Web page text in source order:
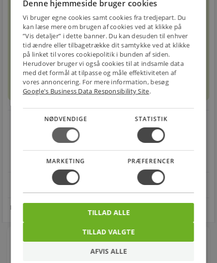
lgd.
circleForventet leveringstid: 1-3 hverdageinfo
Ekstra omkostninger info
E-MÆRKET
Handle trygt hos
FRAGT
30 DAGES
RETUR
Nem returnering
4.1 på Trustpilot 11,691 anmeldelser
Om produktet
275110301
Denne hjemmeside bruger cookies
Vi bruger egne cookies samt cookies fra tredjepart. Du
kan læse mere om brugen af cookies ved at klikke på
”Vis detaljer” i dette banner. Du kan desuden til enhver
tid ændre eller tilbagetrække dit samtykke ved at klikke
på linket til vores cookiepolitik i bunden af siden.
Herudover bruger vi også cookies til at indsamle data
med det formål at tilpasse og måle effektiviteten af
vores annoncering. For mere information, besøg
Google's Business Data Responsibility Site.
NØDVENDIGE STATISTIK
MARKETING PRÆFERENCER
TILLAD VALGTE
TILLAD ALLE
AFVIS ALLE